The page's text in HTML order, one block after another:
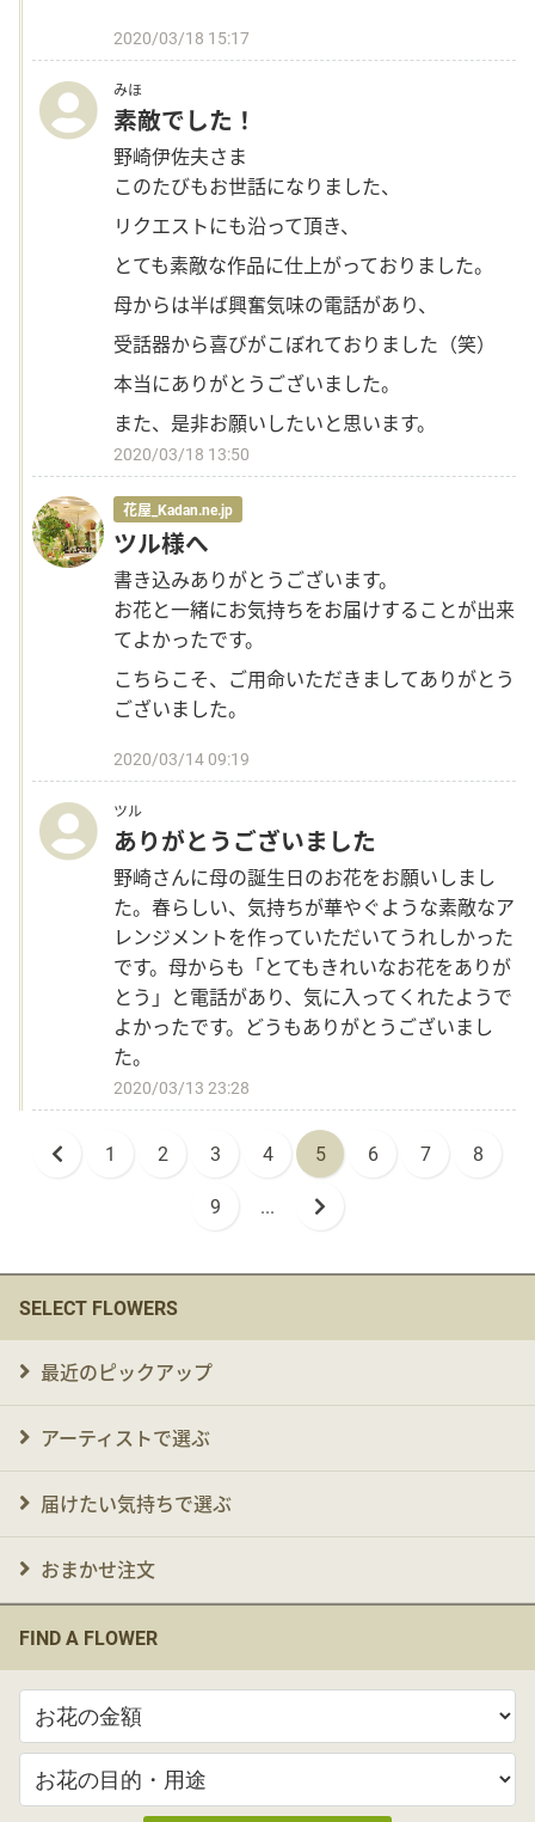
2020/03/18 15:17
みほ
素敵でした！
野崎伊佐夫さま
このたびもお世話になりました、
リクエストにも沿って頂き、
とても素敵な作品に仕上がっておりました。
母からは半ば興奮気味の電話があり、
受話器から喜びがこぼれておりました（笑）
本当にありがとうございました。
また、是非お願いしたいと思います。
2020/03/18 13:50
花屋_Kadan.ne.jp
ツル様へ
書き込みありがとうございます。
お花と一緒にお気持ちをお届けすることが出来
てよかったです。
こちらこそ、ご用命いただきましてありがとう
ございました。
2020/03/14 09:19
ツル
ありがとうございました
野崎さんに母の誕生日のお花をお願いしまし
た。春らしい、気持ちが華やぐような素敵なア
レンジメントを作っていただいてうれしかった
です。母からも「とてもきれいなお花をありが
とう」と電話があり、気に入ってくれたようで
よかったです。どうもありがとうございまし
た。
2020/03/13 23:28
1 2 3 4 5 6 7 8
9 ...
SELECT FLOWERS
最近のピックアップ
アーティストで選ぶ
届けたい気持ちで選ぶ
おまかせ注文
FIND A FLOWER